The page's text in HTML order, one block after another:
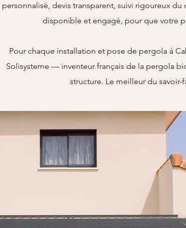
personnalisé, devis transparent, suivi rigoureux
disponible et engagé, pour que votre
Pour chaque installation et pose de pergola à
Solisysteme — inventeur français de la pergola
structure. Le meilleur du